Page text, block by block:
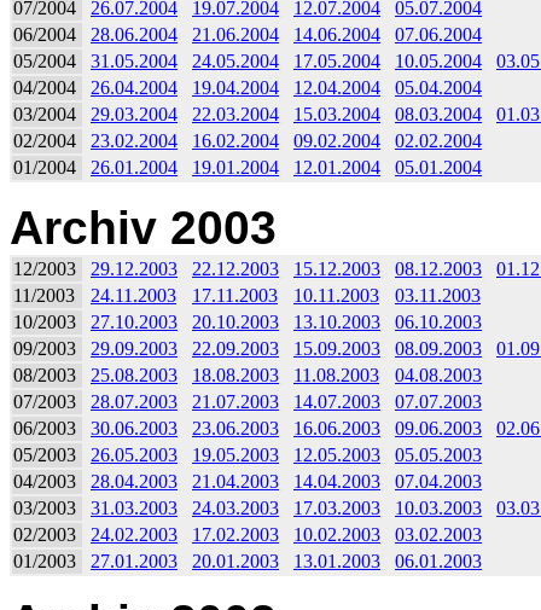
07/2004
26.07.2004 19.07.2004 12.07.2004
05.07.2004
06/2004
28.06.2004 21.06.2004 14.06.2004
07.06.2004
05/2004
31.05.2004 24.05.2004 17.05.2004 10.05.2004
04/2004
26.04.2004 19.04.2004 12.04.2004
05.04.2004
03/2004
29.03.2004 22.03.2004 15.03.2004 08.03.2004
02/2004
23.02.2004 16.02.2004 09.02.2004
02.02.2004
01/2004
26.01.2004 19.01.2004 12.01.2004 05.01.2004
Archiv 2003
12/2003 29.12.2003 22.12.2003 15.12.2003 08.12.2003
11/2003
24.11.2003 17.11.2003 10.11.2003
03.11.2003
10/2003
27.10.2003 20.10.2003 13.10.2003
06.10.2003
09/2003
29.09.2003 22.09.2003 15.09.2003 08.09.2003
08/2003
25.08.2003 18.08.2003 11.08.2003
04.08.2003
07/2003
28.07.2003 21.07.2003 14.07.2003
07.07.2003
06/2003
30.06.2003 23.06.2003 16.06.2003 09.06.2003
05/2003
26.05.2003 19.05.2003 12.05.2003
05.05.2003
04/2003
28.04.2003 21.04.2003 14.04.2003
07.04.2003
03/2003
31.03.2003 24.03.2003 17.03.2003 10.03.2003
02/2003
24.02.2003 17.02.2003 10.02.2003
03.02.2003
01/2003
27.01.2003 20.01.2003 13.01.2003 06.01.2003